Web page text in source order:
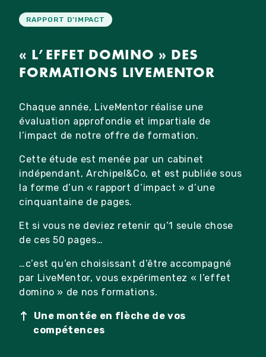
RAPPORT D’IMPACT
« L’EFFET DOMINO » DES
FORMATIONS LIVEMENTOR
Chaque année, LiveMentor réalise une
évaluation approfondie et impartiale de
l’impact de notre offre de formation.
Cette étude est menée par un cabinet
indépendant, Archipel&Co, et est publiée sous
la forme d’un « rapport d’impact » d’une
cinquantaine de pages.
Et si vous ne deviez retenir qu’1 seule chose
de ces 50 pages…
…c’est qu’en choisissant d’être accompagné
par LiveMentor, vous expérimentez « l’effet
domino » de nos formations.
Une montée en flèche de vos
compétences